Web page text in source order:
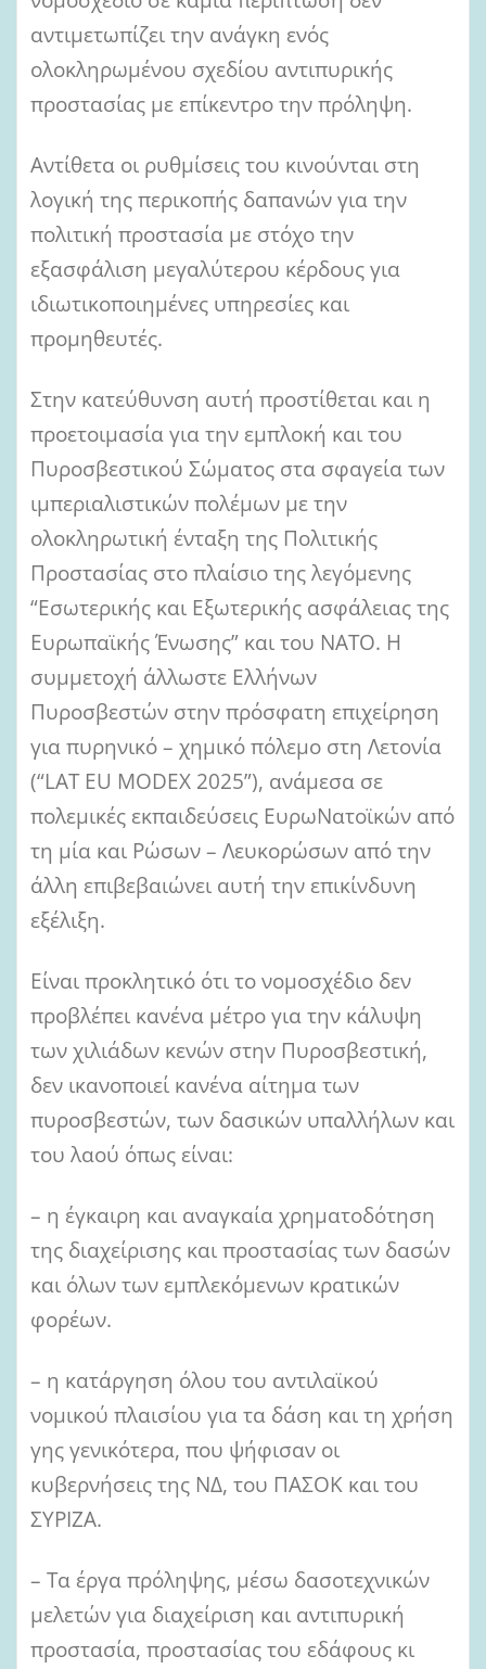
αντιμετωπίζει την ανάγκη ενός
ολοκληρωμένου σχεδίου αντιπυρικής
προστασίας με επίκεντρο την πρόληψη.
Αντίθετα οι ρυθμίσεις του κινούνται στη
λογική της περικοπής δαπανών για την
πολιτική προστασία με στόχο την
εξασφάλιση μεγαλύτερου κέρδους για
ιδιωτικοποιημένες υπηρεσίες και
προμηθευτές.
Στην κατεύθυνση αυτή προστίθεται και η
προετοιμασία για την εμπλοκή και του
Πυροσβεστικού Σώματος στα σφαγεία των
ιμπεριαλιστικών πολέμων με την
ολοκληρωτική ένταξη της Πολιτικής
Προστασίας στο πλαίσιο της λεγόμενης
“Εσωτερικής και Εξωτερικής ασφάλειας της
Ευρωπαϊκής Ένωσης” και του ΝΑΤΟ. Η
συμμετοχή άλλωστε Ελλήνων
Πυροσβεστών στην πρόσφατη επιχείρηση
για πυρηνικό – χημικό πόλεμο στη Λετονία
(“LAT EU MODEX 2025”), ανάμεσα σε
πολεμικές εκπαιδεύσεις ΕυρωΝατοϊκών από
τη μία και Ρώσων – Λευκορώσων από την
άλλη επιβεβαιώνει αυτή την επικίνδυνη
εξέλιξη.
Είναι προκλητικό ότι το νομοσχέδιο δεν
προβλέπει κανένα μέτρο για την κάλυψη
των χιλιάδων κενών στην Πυροσβεστική,
δεν ικανοποιεί κανένα αίτημα των
πυροσβεστών, των δασικών υπαλλήλων και
του λαού όπως είναι:
– η έγκαιρη και αναγκαία χρηματοδότηση
της διαχείρισης και προστασίας των δασών
και όλων των εμπλεκόμενων κρατικών
φορέων.
– η κατάργηση όλου του αντιλαϊκού
νομικού πλαισίου για τα δάση και τη χρήση
γης γενικότερα, που ψήφισαν οι
κυβερνήσεις της ΝΔ, του ΠΑΣΟΚ και του
ΣΥΡΙΖΑ.
– Τα έργα πρόληψης, μέσω δασοτεχνικών
μελετών για διαχείριση και αντιπυρική
προστασία, προστασίας του εδάφους κι